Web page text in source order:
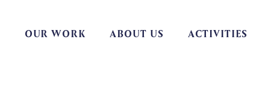
OUR WORK ABOUT US ACTIVITIES